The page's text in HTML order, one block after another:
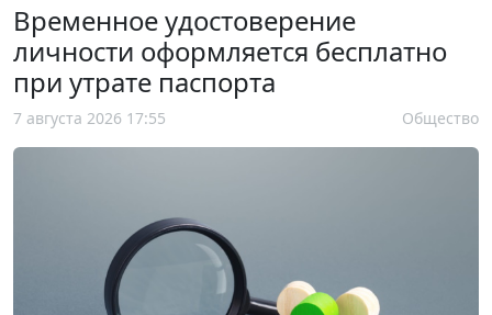
Временное удостоверение
личности оформляется бесплатно
при утрате паспорта
7 августа 2026 17:55 Общество